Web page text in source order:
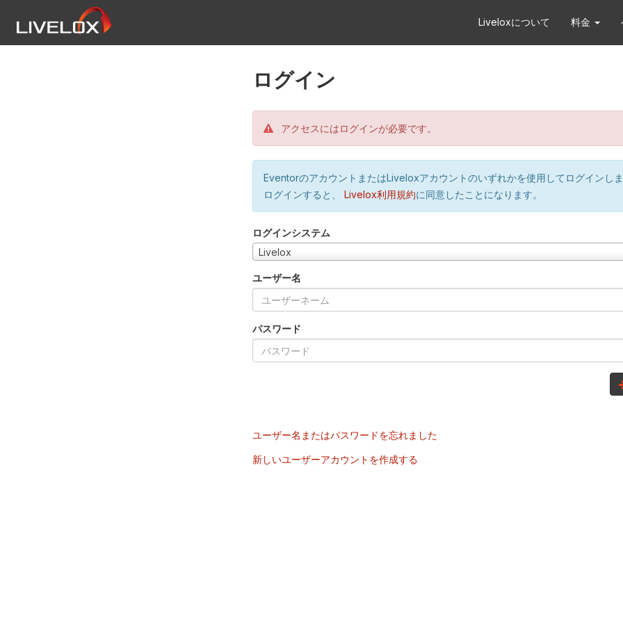
Liveloxについて 料金
ログイン
アクセスにはログインが必要です。
EventorのアカウントまたはLiveloxアカウントのいずれかを使用してログインし
ログインすると、
Livelox利用規約に同意したことになります。
ログインシステム
Livelox
ユーザー名
パスワード
ユーザー名またはパスワードを忘れました
新しいユーザーアカウントを作成する